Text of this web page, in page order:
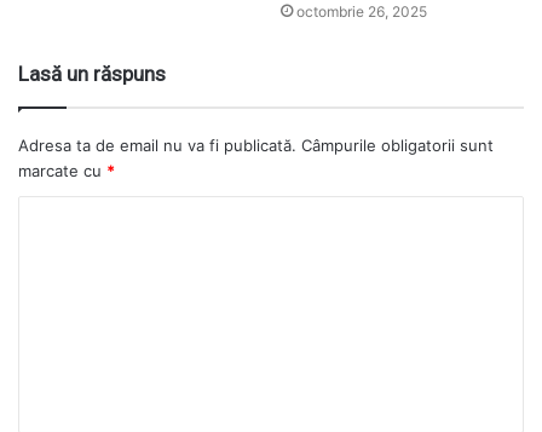
octombrie 26, 2025
Lasă un răspuns
Adresa ta de email nu va fi publicată. Câmpurile obligatorii sunt
marcate cu *